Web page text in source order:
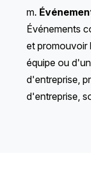
m.
Événements
et promouvoir
équipe ou
d'entreprise,
d'entreprise,